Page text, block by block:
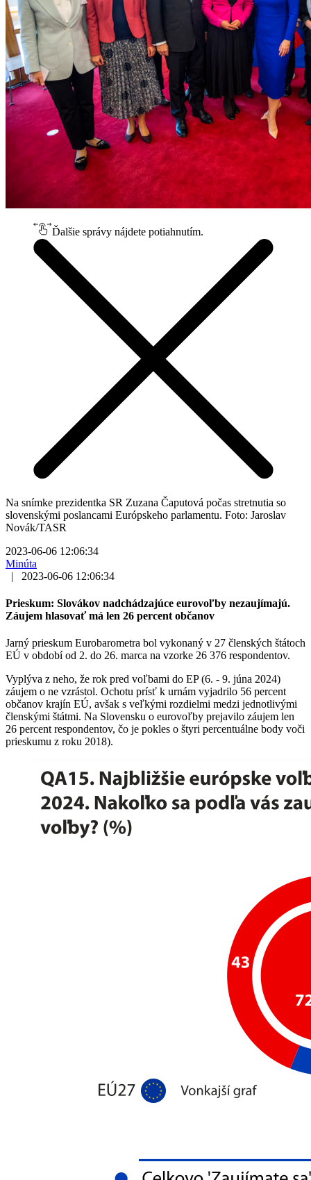
Ďalšie správy nájdete potiahnutím.
Na snímke prezidentka SR Zuzana Čaputová počas stretnutia so
slovenskými poslancami Európskeho parlamentu. Foto: Jaroslav
Novák/TASR
2023-06-06 12:06:34
Minúta
|
2023-06-06 12:06:34
Prieskum: Slovákov nadchádzajúce eurovoľby nezaujímajú.
Záujem hlasovať má len 26 percent občanov
Jarný prieskum Eurobarometra bol vykonaný v 27 členských štátoch
EÚ v období od 2. do 26. marca na vzorke 26 376 respondentov.
Vyplýva z neho, že rok pred voľbami do EP (6. - 9. júna 2024)
záujem o ne vzrástol. Ochotu prísť k urnám vyjadrilo 56 percent
občanov krajín EÚ, avšak s veľkými rozdielmi medzi jednotlivými
členskými štátmi. Na Slovensku o eurovoľby prejavilo záujem len
26 percent respondentov, čo je pokles o štyri percentuálne body voči
prieskumu z roku 2018).